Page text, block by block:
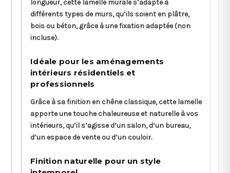
longueur, cette lamelle murale s’adapte à
différents types de murs, qu’ils soient en plâtre,
bois ou béton, grâce à une fixation adaptée (non
incluse).
Idéale pour les aménagements
intérieurs résidentiels et
professionnels
Grâce à sa finition en chêne classique, cette lamelle
apporte une touche chaleureuse et naturelle à vos
intérieurs, qu’il s’agisse d’un salon, d’un bureau,
d’un espace de vente ou d’un couloir.
Finition naturelle pour un style